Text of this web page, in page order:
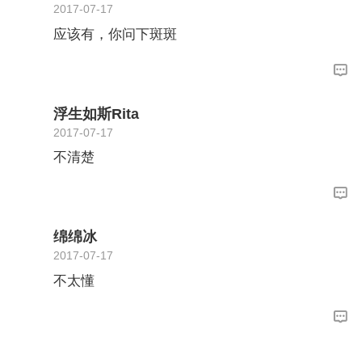
2017-07-17
应该有，你问下斑斑
浮生如斯Rita
2017-07-17
不清楚
绵绵冰
2017-07-17
不太懂